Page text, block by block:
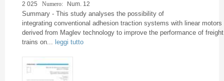
2 025 Numero: Num. 12
Summary - This study analyses the possibility of
integrating conventional adhesion traction systems with linear motors
derived from Maglev technology to improve the performance of freight
trains on... leggi tutto